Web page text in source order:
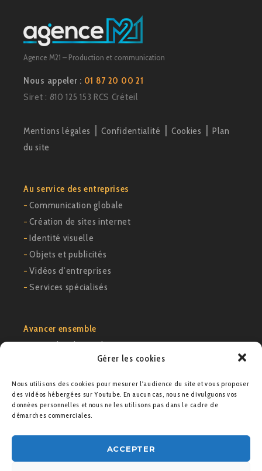
Gérer les cookies
Nous utilisons des cookies pour mesurer l'audience du site et vous proposer
des vidéos hébergées sur Youtube. En aucun cas, nous ne divulguons vos
données personnelles et nous ne les utilisons pas dans le cadre de
démarches commerciales.
ACCEPTER
Agence M21 – Production et communication
Nous appeler : 01 87 20 00 21
Siret : 810 125 153 RCS Créteil
Mentions légales ┃Confidentialité Cookies
Plan
du site
Au service des entreprises
−Communication globale
−Création de sites internet
−Identité visuelle
−Objets et publicités
−Vidéos d’entreprises
−Services spécialisés
Avancer ensemble
−Exemples de cas clients
Voir notre portfolio
Agence M21